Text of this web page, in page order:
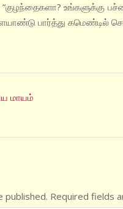
உங்களுக்கு
பார்த்து கமெண்டில்
மாயம்
published. Required fields